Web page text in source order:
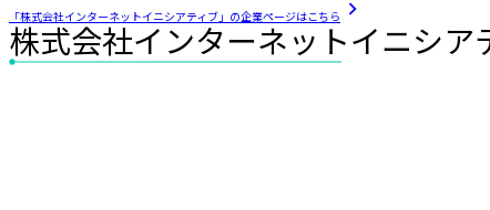
「株式会社インターネットイニシアティブ」の企業ページはこちら
株式会社インターネットイニシア